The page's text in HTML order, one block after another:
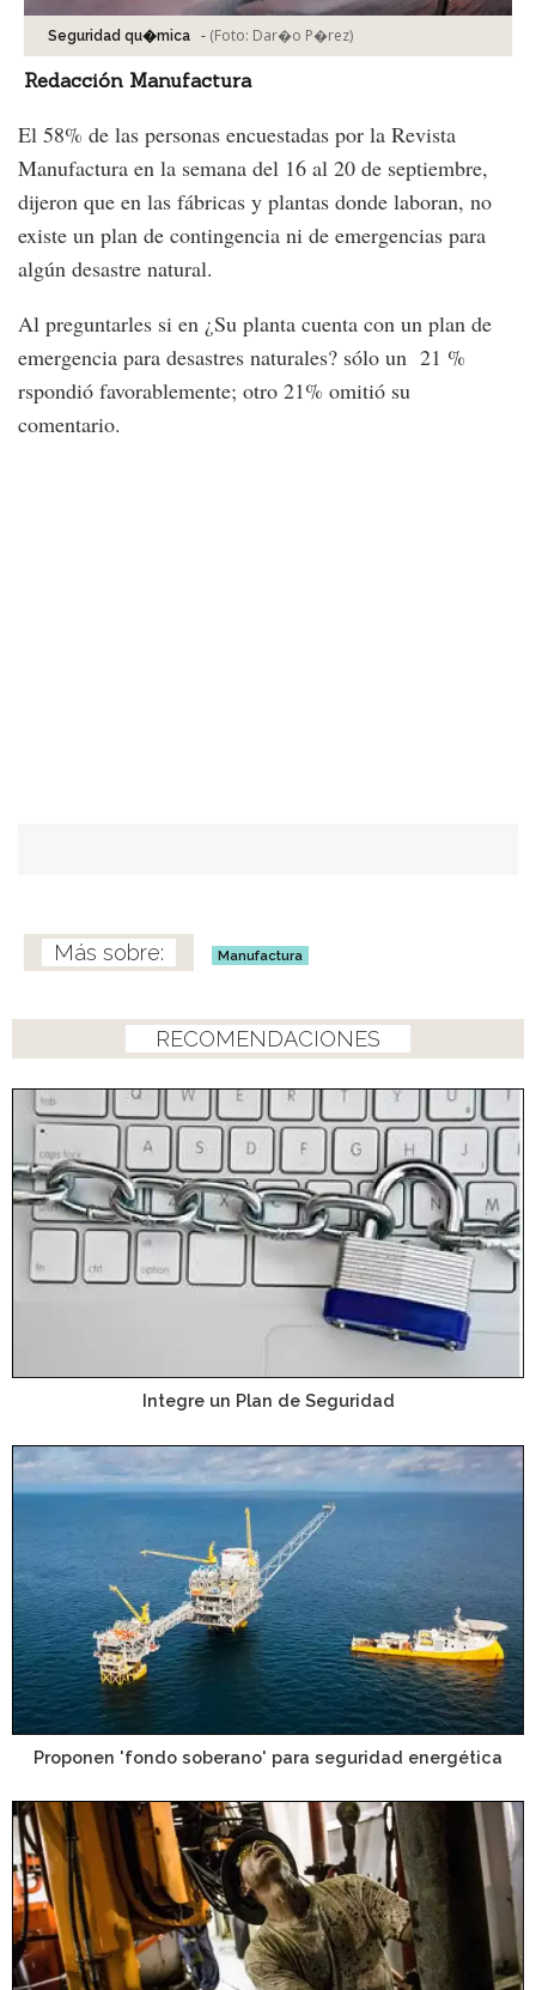
Seguridad qu�mica - (Foto: Dar�o P�rez)
Redacción Manufactura
El 58% de las personas encuestadas por la Revista
Manufactura en la semana del 16 al 20 de septiembre,
dijeron que en las fábricas y plantas donde laboran, no
existe un plan de contingencia ni de emergencias para
algún desastre natural.
Al preguntarles si en ¿Su planta cuenta con un plan de
emergencia para desastres naturales? sólo un 21 %
rspondió favorablemente; otro 21% omitió su
comentario.
Manufactura
RECOMENDACIONES
Integre un Plan de Seguridad
Proponen 'fondo soberano' para seguridad energética